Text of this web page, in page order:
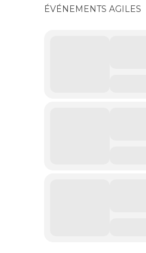
ÉVÉNEMENTS AGILES